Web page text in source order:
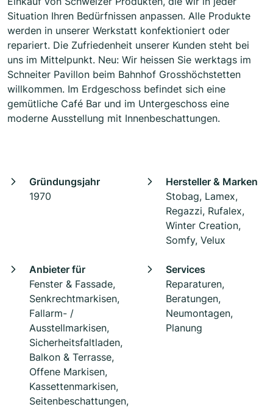
Situation Ihren Bedürfnissen anpassen. Alle Produkte
werden in unserer Werkstatt konfektioniert oder
repariert. Die Zufriedenheit unserer Kunden steht bei
uns im Mittelpunkt. Neu: Wir heissen Sie werktags im
Schneiter Pavillon beim Bahnhof Grosshöchstetten
willkommen. Im Erdgeschoss befindet sich eine
gemütliche Café Bar und im Untergeschoss eine
moderne Ausstellung mit Innenbeschattungen.
Gründungsjahr
1970
Hersteller & Marken
Stobag, Lamex,
Regazzi, Rufalex,
Winter Creation,
Somfy, Velux
Anbieter für
Fenster & Fassade,
Senkrechtmarkisen,
Fallarm- /
Ausstellmarkisen,
Sicherheitsfaltladen,
Balkon & Terrasse,
Offene Markisen,
Kassettenmarkisen,
Seitenbeschattungen,
Services
Reparaturen,
Beratungen,
Neumontagen,
Planung